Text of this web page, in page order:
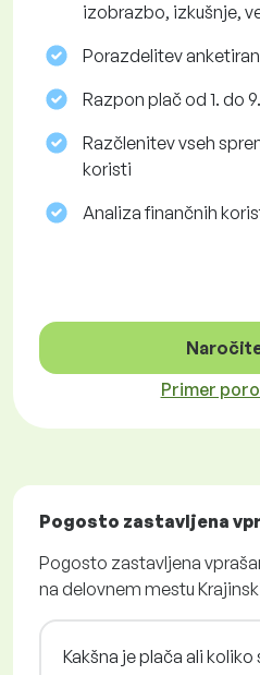
izobrazbo, izkušnje,
Porazdelitev
Razpon plač od 1. do
Razčlenitev vseh
koristi
Analiza finančnih
Primer
Pogosto zastavljena
Pogosto zastavljena
na delovnem mestu
Kakšna je plača ali koliko